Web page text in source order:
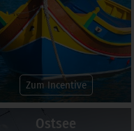
Zum Incentive
Ostsee